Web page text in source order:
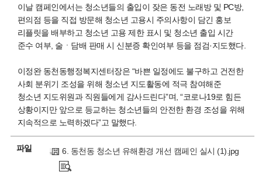
이날 캠페인에서는 청소년들의 출입이 잦은 동전 노래방 및 PC방,
편의점 등을 직접 방문해 청소년 고용시 주의사항이 담긴 홍보
리플릿을 배부하고 청소년 고용 제한 표시 및 청소년 출입 시간
준수 여부, 술ㆍ담배 판매 시 신분증 확인여부 등을 점검·지도했다.
이정완 동천동행정복지센터장은 “바쁜 일정에도 불구하고 건전한
사회 분위기 조성을 위해 청소년 지도활동에 적극 참여해준
청소년 지도위원과 직원들에게 감사드린다”며, “코로나19로 힘든
상황이지만 앞으로 등교하는 청소년들의 안전한 환경 조성을 위해
지속적으로 노력하겠다”고 말했다.
파일 6. 동천동 청소년 유해환경 개선 캠페인 실시 (1).jpg